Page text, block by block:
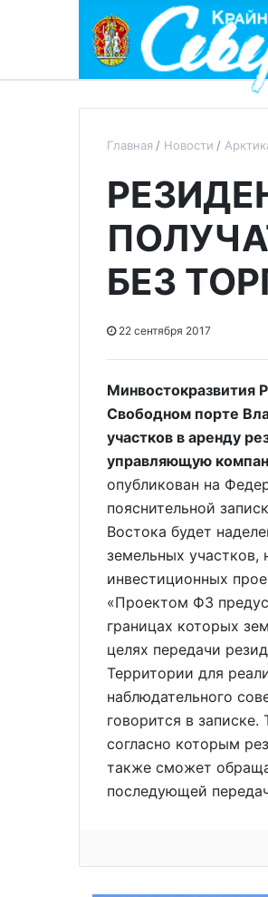
Главная Новости
БЕЗ
22 сентября 2017
Минвостокразвития
Свободном порте
участков в аренду
управляющую
опубликован на
пояснительной
Востока будет
земельных участков,
инвестиционных
«Проектом ФЗ
границах которых
целях передачи
Территории для
наблюдательного
говорится в
согласно которым
также сможет
последующей